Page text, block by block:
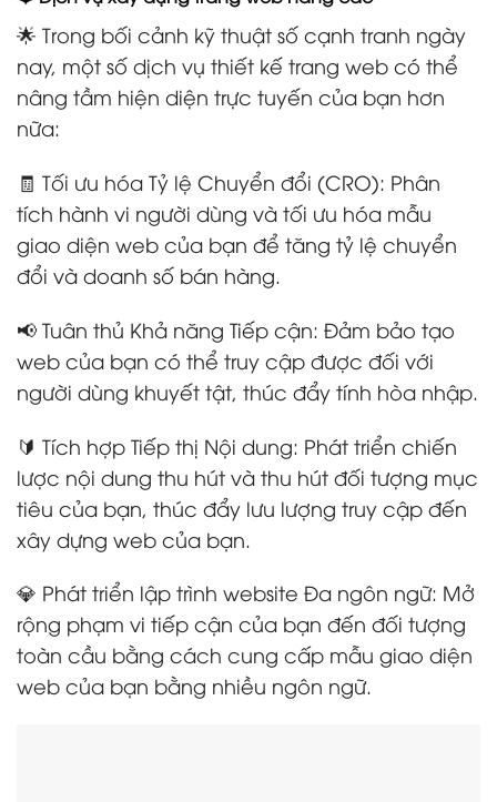
🌟 Trong bối cảnh kỹ thuật số cạnh tranh ngày
nay, một số dịch vụ thiết kế trang web có thể
nâng tầm hiện diện trực tuyến của bạn hơn
nữa:
🧾 Tối ưu hóa Tỷ lệ Chuyển đổi (CRO): Phân
tích hành vi người dùng và tối ưu hóa mẫu
giao diện web của bạn để tăng tỷ lệ chuyển
đổi và doanh số bán hàng.
📢 Tuân thủ Khả năng Tiếp cận: Đảm bảo tạo
web của bạn có thể truy cập được đối với
người dùng khuyết tật, thúc đẩy tính hòa nhập.
🔰 Tích hợp Tiếp thị Nội dung: Phát triển chiến
lược nội dung thu hút và thu hút đối tượng mục
tiêu của bạn, thúc đẩy lưu lượng truy cập đến
xây dựng web của bạn.
💎 Phát triển lập trình website Đa ngôn ngữ: Mở
rộng phạm vi tiếp cận của bạn đến đối tượng
toàn cầu bằng cách cung cấp mẫu giao diện
web của bạn bằng nhiều ngôn ngữ.